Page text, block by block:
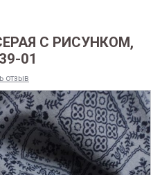
С РИСУНКОМ,
01
отзыв